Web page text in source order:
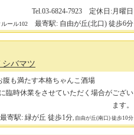
Tel.03-6824-7923 定休日:月曜日
ール102 最寄駅: 自由が丘(北口) 徒歩6分
シバマツ
も満たす本格ちゃんこ酒場
時休業をさせていただく場合がござい
ます。
寄駅: 緑が丘 徒歩1分, 自由が丘(南口) 徒歩10分